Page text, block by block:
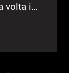
volta i…